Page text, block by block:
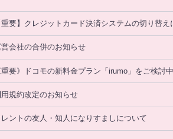
重要】クレジットカード決済システムの切り替
会社の合併のお知らせ
重要》ドコモの新料金プラン「irumo」をご検討
規約改定のお知らせ
レントの友人・知人になりすましについて